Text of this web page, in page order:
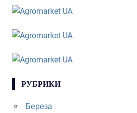
РУБРИКИ
Береза